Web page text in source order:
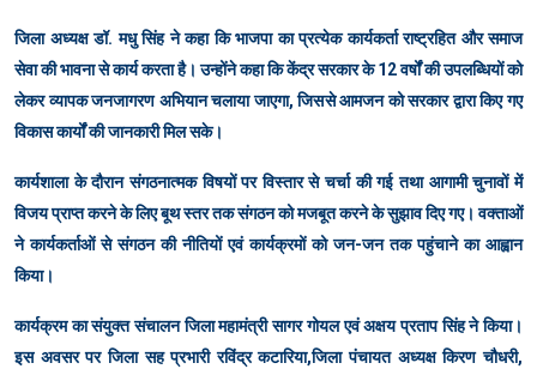
जिला अध्यक्ष डॉ. मधु सिंह ने कहा कि भाजपा का प्रत्येक कार्यकर्ता राष्ट्रहित और समाज
सेवा की भावना से कार्य करता है। उन्होंने कहा कि केंद्र सरकार के 12 वर्षों की उपलब्धियों को
लेकर व्यापक जनजागरण अभियान चलाया जाएगा, जिससे आमजन को सरकार द्वारा किए गए
विकास कार्यों की जानकारी मिल सके।
कार्यशाला के दौरान संगठनात्मक विषयों पर विस्तार से चर्चा की गई तथा आगामी चुनावों में
विजय प्राप्त करने के लिए बूथ स्तर तक संगठन को मजबूत करने के सुझाव दिए गए। वक्ताओं
ने कार्यकर्ताओं से संगठन की नीतियों एवं कार्यक्रमों को जन-जन तक पहुंचाने का आह्वान
किया।
कार्यक्रम का संयुक्त संचालन जिला महामंत्री सागर गोयल एवं अक्षय प्रताप सिंह ने किया।
इस अवसर पर जिला सह प्रभारी रविंद्र कटारिया,जिला पंचायत अध्यक्ष किरण चौधरी,